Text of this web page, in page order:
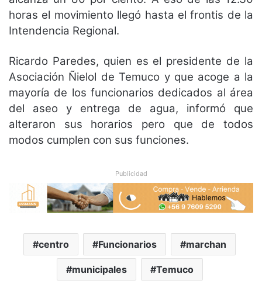
horas el movimiento llegó hasta el frontis de la
Intendencia Regional.
Ricardo Paredes, quien es el presidente de la
Asociación Ñielol de Temuco y que acoge a la
mayoría de los funcionarios dedicados al área
del aseo y entrega de agua, informó que
alteraron sus horarios pero que de todos
modos cumplen con sus funciones.
Publicidad
centro Funcionarios marchan
municipales Temuco